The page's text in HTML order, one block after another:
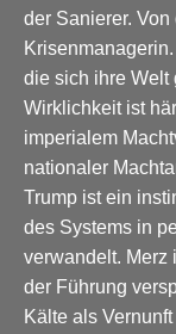
der Sanierer.
die sich ihre Welt
Wirklichkeit ist
imperialem
nationaler
Trump ist ein
des Systems in
verwandelt. Merz
der Führung
Kälte als